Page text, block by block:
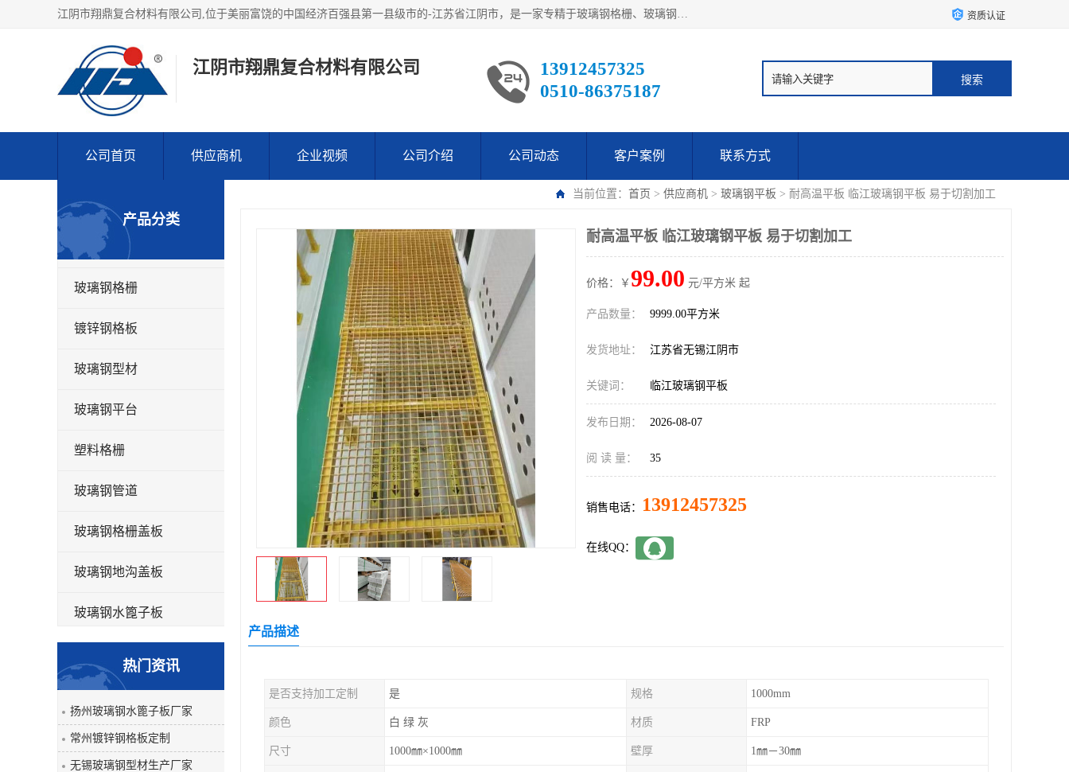
江阴市翔鼎复合材料有限公司,位于美丽富饶的中国经济百强县第一县级市的-江苏省江阴市，是一家专精于玻璃钢格栅、玻璃钢新材料,镀锌钢格板，机械设备生产制造及研发的科技型企业；公司产品已销往了世界多个国家和地区，公司人决心加倍努力愿与广大社会同仁精诚合作共创辉煌！ 资质认证
江阴市翔鼎复合材料有限公司
13912457325
0510-86375187
公司首页 供应商机 企业视频 公司介绍 公司动态 客户案例 联系方式
当前位置： 首页 > 供应商机 > 玻璃钢平板 > 耐高温平板 临江玻璃钢平板 易于切割加工
产品分类
玻璃钢格栅
镀锌钢格板
玻璃钢型材
玻璃钢平台
塑料格栅
玻璃钢管道
玻璃钢格栅盖板
玻璃钢地沟盖板
玻璃钢水篦子板
玻璃钢平板
玻璃钢盖板
热门资讯
扬州玻璃钢水篦子板厂家
常州镀锌钢格板定制
无锡玻璃钢型材生产厂家
耐高温平板 临江玻璃钢平板 易于切割加工
价格：￥ 99.00 元/平方米 起
产品数量： 9999.00平方米
发货地址： 江苏省无锡江阴市
关键词： 临江玻璃钢平板
发布日期： 2026-08-07
阅 读 量： 35
销售电话： 13912457325
在线QQ：
产品描述
是否支持加工定制 是 规格 1000mm
颜色 白 绿 灰 材质 FRP
尺寸 1000㎜×1000㎜ 壁厚 1㎜－30㎜